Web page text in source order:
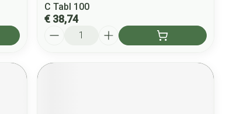
C Tabl 100
€ 38,74